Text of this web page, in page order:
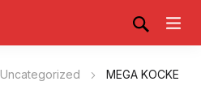
Uncategorized
MEGA KOCKE